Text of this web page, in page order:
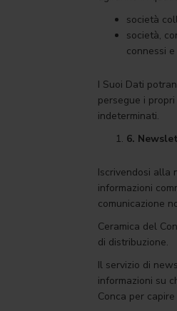
società
società,
connessi
I Suoi Dati
persegue i
indeterminati.
6.
Iscrivendosi alla
informazioni
comunicazione
Ceramica del
di distribuzione.
Il servizio di
informazioni su
Conca per